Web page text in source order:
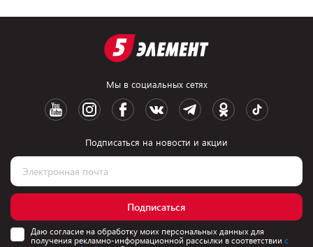
Мы в социальных сетях
Подписаться на новости и акции
Подписаться
Даю согласие на обработку моих персональных данных для
получения рекламно-информационной рассылки в соответствии с